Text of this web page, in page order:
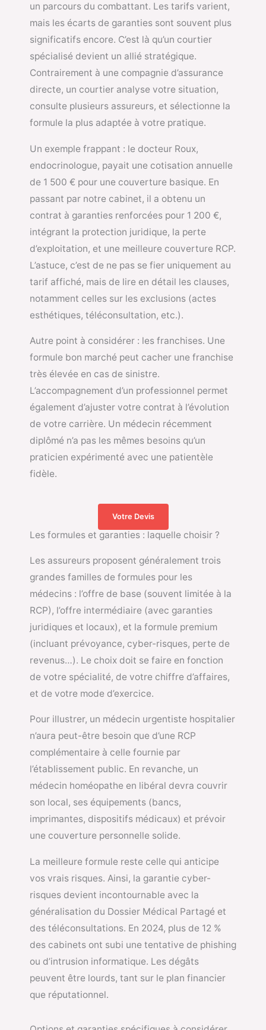
un parcours du combattant. Les tarifs varient,
mais les écarts de garanties sont souvent plus
significatifs encore. C’est là qu’un courtier
spécialisé devient un allié stratégique.
Contrairement à une compagnie d’assurance
directe, un courtier analyse votre situation,
consulte plusieurs assureurs, et sélectionne la
formule la plus adaptée à votre pratique.
Un exemple frappant : le docteur Roux,
endocrinologue, payait une cotisation annuelle
de 1 500 € pour une couverture basique. En
passant par notre cabinet, il a obtenu un
contrat à garanties renforcées pour 1 200 €,
intégrant la protection juridique, la perte
d’exploitation, et une meilleure couverture RCP.
L’astuce, c’est de ne pas se fier uniquement au
tarif affiché, mais de lire en détail les clauses,
notamment celles sur les exclusions (actes
esthétiques, téléconsultation, etc.).
Autre point à considérer : les franchises. Une
formule bon marché peut cacher une franchise
très élevée en cas de sinistre.
L’accompagnement d’un professionnel permet
également d’ajuster votre contrat à l’évolution
de votre carrière. Un médecin récemment
diplômé n’a pas les mêmes besoins qu’un
praticien expérimenté avec une patientèle
fidèle.
Votre Devis
Les formules et garanties : laquelle choisir ?
Les assureurs proposent généralement trois
grandes familles de formules pour les
médecins : l’offre de base (souvent limitée à la
RCP), l’offre intermédiaire (avec garanties
juridiques et locaux), et la formule premium
(incluant prévoyance, cyber-risques, perte de
revenus…). Le choix doit se faire en fonction
de votre spécialité, de votre chiffre d’affaires,
et de votre mode d’exercice.
Pour illustrer, un médecin urgentiste hospitalier
n’aura peut-être besoin que d’une RCP
complémentaire à celle fournie par
l’établissement public. En revanche, un
médecin homéopathe en libéral devra couvrir
son local, ses équipements (bancs,
imprimantes, dispositifs médicaux) et prévoir
une couverture personnelle solide.
La meilleure formule reste celle qui anticipe
vos vrais risques. Ainsi, la garantie cyber-
risques devient incontournable avec la
généralisation du Dossier Médical Partagé et
des téléconsultations. En 2024, plus de 12 %
des cabinets ont subi une tentative de phishing
ou d’intrusion informatique. Les dégâts
peuvent être lourds, tant sur le plan financier
que réputationnel.